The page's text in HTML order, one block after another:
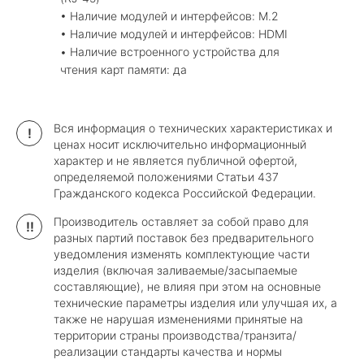
• Наличие модулей и интерфейсов: М.2
• Наличие модулей и интерфейсов: HDMI
• Наличие встроенного устройства для
чтения карт памяти: да
!
Вся информация о технических характеристиках и
ценах носит исключительно информационный
характер и не является публичной офертой,
определяемой положениями Статьи 437
Гражданского кодекса Российской Федерации.
!!
Производитель оставляет за собой право для
разных партий поставок без предварительного
уведомления изменять комплектующие части
изделия (включая заливаемые/засыпаемые
составляющие), не влияя при этом на основные
технические параметры изделия или улучшая их, а
также не нарушая изменениями принятые на
территории страны производства/транзита/
реализации стандарты качества и нормы